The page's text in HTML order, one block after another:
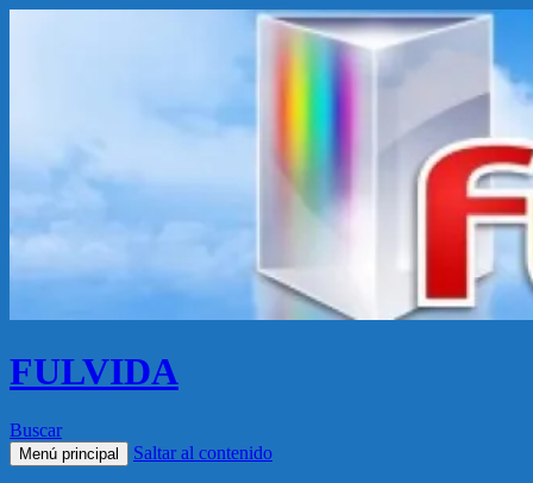
FULVIDA
Buscar
Menú principal Saltar al contenido